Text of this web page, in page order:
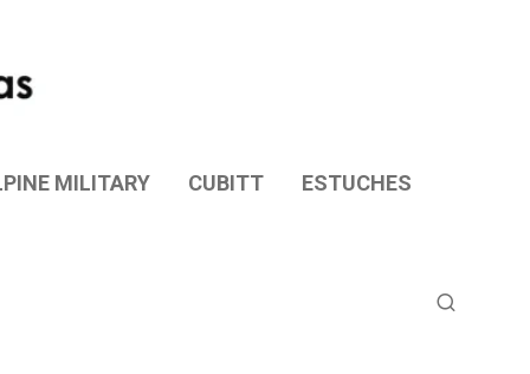
MILITARY CUBITT ESTUCHES